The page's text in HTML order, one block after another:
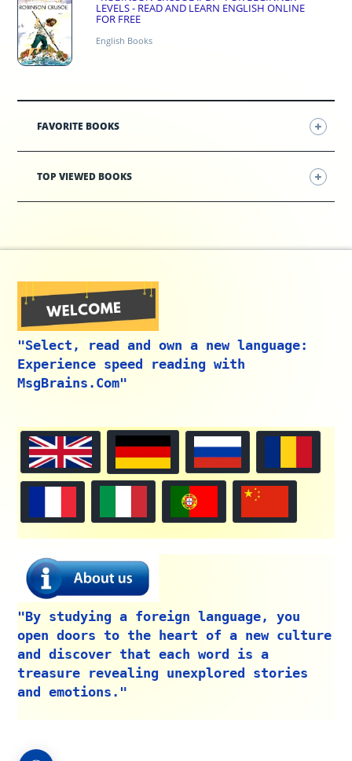
LEVELS - READ AND LEARN ENGLISH ONLINE
FOR FREE
English Books
FAVORITE BOOKS
TOP VIEWED BOOKS
"Select, read and own a new language:
Experience speed reading with
MsgBrains.Com"
"By studying a foreign language, you
open doors to the heart of a new culture
and discover that each word is a
treasure revealing unexplored stories
and emotions."